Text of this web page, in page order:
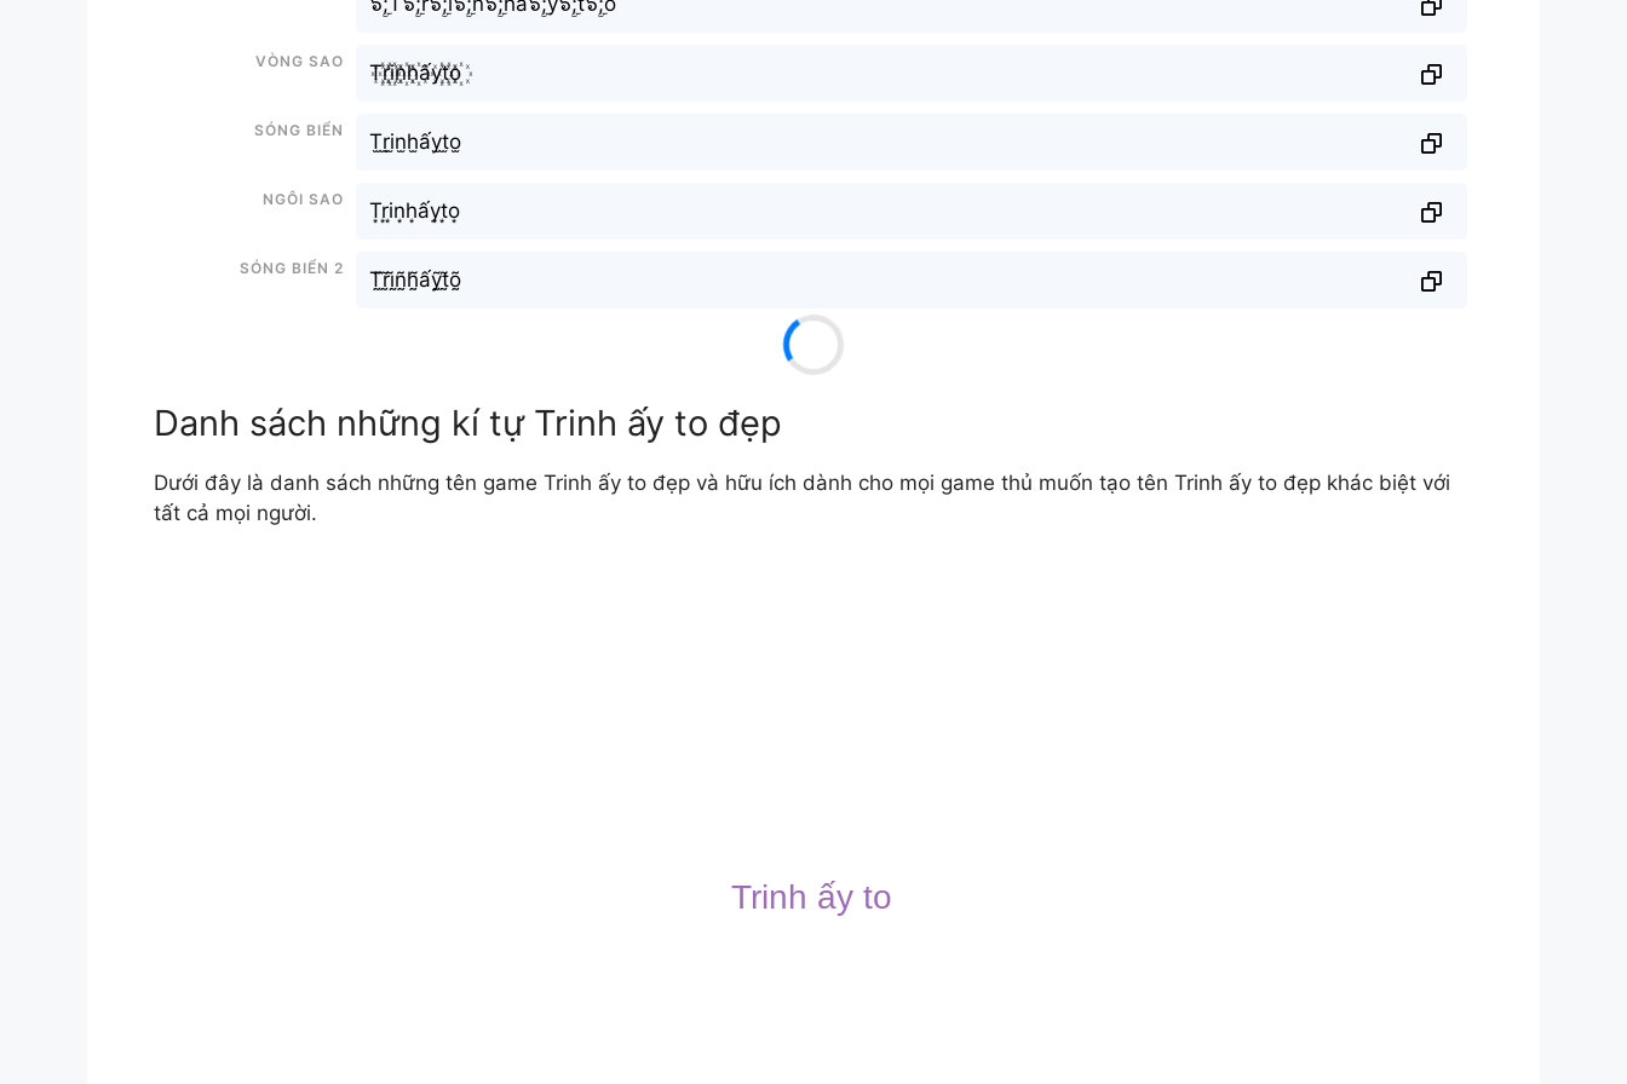
Vòng sao
T꙰r꙰i꙰n꙰h꙰ấy꙰t꙰o꙰
Sóng biển
T̫r̫i̫n̫h̫ấy̫t̫o̫
Ngôi sao
T͙r͙i͙n͙h͙ấy͙t͙o͙
Sóng biển 2
T̰̃r̰̃ḭ̃ñ̰h̰̃ấỹ̰t̰̃õ̰
Danh sách những kí tự Trinh ấy to đẹp
Dưới đây là danh sách những tên game Trinh ấy to đẹp và hữu ích dành cho mọi game thủ muốn tạo tên Trinh ấy to đẹp khác biệt với
tất cả mọi người.